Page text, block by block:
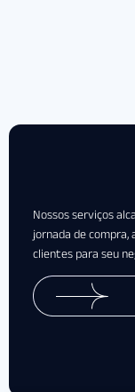
Nossos serviços
jornada de
clientes para seu